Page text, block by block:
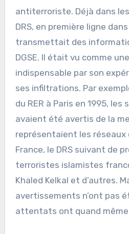
antiterroriste. Déjà dans
DRS, en première ligne
transmettait des
DGSE. Il était vu comme
indispensable par son
ses infiltrations. Par
du RER à Paris en 1995,
avaient été avertis de la
représentaient les réseaux
France, le DRS suivant de
terroristes islamistes
Khaled Kelkal et d’autres.
avertissements n’ont pas
attentats ont quand même